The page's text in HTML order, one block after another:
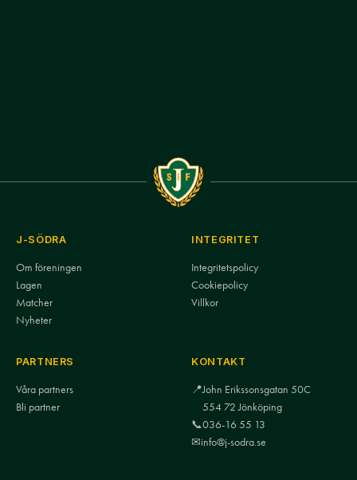
J-SÖDRA
Om föreningen
Lagen
Matcher
Nyheter
INTEGRITET
Integritetspolicy
Cookiepolicy
Villkor
PARTNERS
Våra partners
Bli partner
KONTAKT
📍John Erikssonsgatan 50C
554 72 Jönköping
📞036-16 55 13
✉info@j-sodra.se